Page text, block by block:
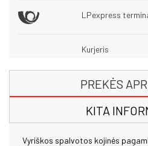
LPexpress
Kurjeris
PREKĖS
KITA
Vyriškos spalvotos kojinės